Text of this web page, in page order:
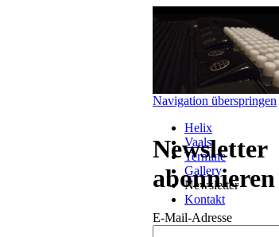
Navigation überspringen
Helix
Vaals
Termine
Gallery
Newsletter
Kontakt
Newsletter
abonnieren
E-Mail-Adresse